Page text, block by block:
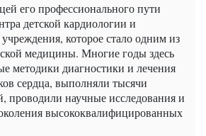
его профессионального пути
детской кардиологии и
которое стало одним из
медицины. Многие годы здесь
методики диагностики и лечения
сердца, выполняли тысячи
проводили научные исследования и
высококвалифицированных